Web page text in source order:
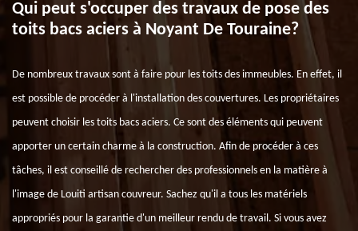
Qui peut s'occuper des travaux de pose des
toits bacs aciers à Noyant De Touraine?
De nombreux travaux sont à faire pour les toits des immeubles. En effet, il
est possible de procéder à l'installation des couvertures. Les propriétaires
peuvent choisir les toits bacs aciers. Ce sont des éléments qui peuvent
apporter un certain charme à la construction. Afin de procéder à ces
tâches, il est conseillé de rechercher des professionnels en la matière à
l'image de Louiti artisan couvreur. Sachez qu'il a tous les matériels
appropriés pour la garantie d'un meilleur rendu de travail. Si vous avez